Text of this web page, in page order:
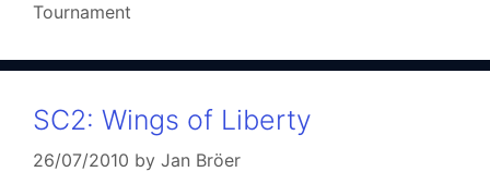
Tournament
SC2: Wings of Liberty
26/07/2010 by Jan Bröer